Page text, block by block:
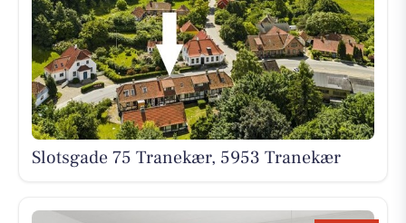
Slotsgade 75 Tranekær, 5953 Tranekær